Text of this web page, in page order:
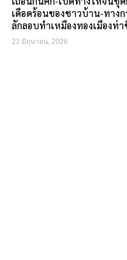
เดือดร้อนของชาวบ้าน-ทาง
ลักลอบทำเหมืองทองเมืองท่า
22 มิถุนายน, 2026